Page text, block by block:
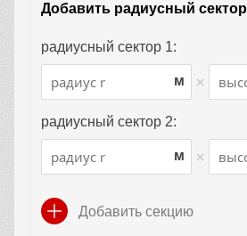
Добавить радиусный сектор
радиусный сектор 1:
м ×
радиусный сектор 2:
м ×
Добавить секцию